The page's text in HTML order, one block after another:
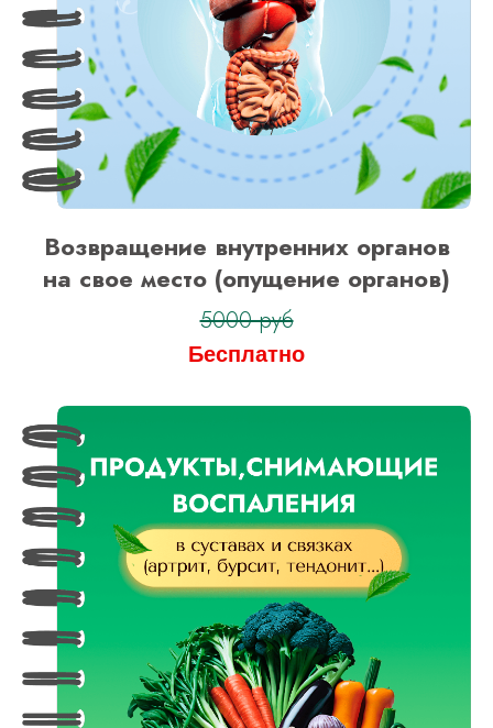
Возвращение внутренних органов
на свое место (опущение органов)
5000 руб
Бесплатно